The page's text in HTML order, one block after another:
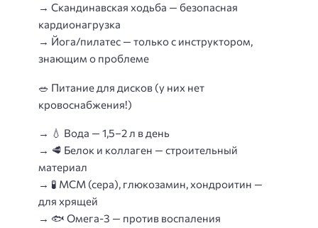
→ Скандинавская ходьба — безопасная
кардионагрузка
→ Йога/пилатес — только с инструктором,
знающим о проблеме
🥗 Питание для дисков (у них нет
кровоснабжения!)
→ 💧 Вода — 1,5–2 л в день
→ 🥩 Белок и коллаген — строительный
материал
→ 🧪 МСМ (сера), глюкозамин, хондроитин —
для хрящей
→ 🐟 Омега-3 — против воспаления